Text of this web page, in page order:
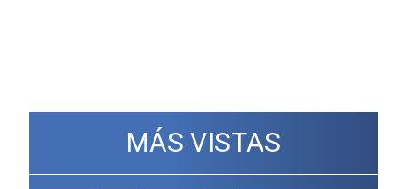
MÁS VISTAS